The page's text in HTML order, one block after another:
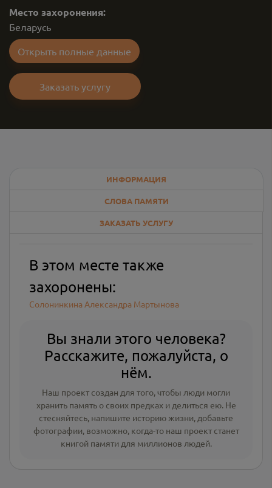
Место захоронения:
Беларусь
Открыть полные данные
Заказать услугу
ИНФОРМАЦИЯ
СЛОВА ПАМЯТИ
ЗАКАЗАТЬ УСЛУГУ
В этом месте также
захоронены:
Солонинкина Александра Мартынова
Вы знали этого человека?
Расскажите, пожалуйста, о
нём.
Наш проект создан для того, чтобы люди могли
хранить память о своих предках и делиться ею. Не
стесняйтесь, напишите историю жизни, добавьте
фотографии, возможно, когда-то наш проект станет
книгой памяти для миллионов людей.